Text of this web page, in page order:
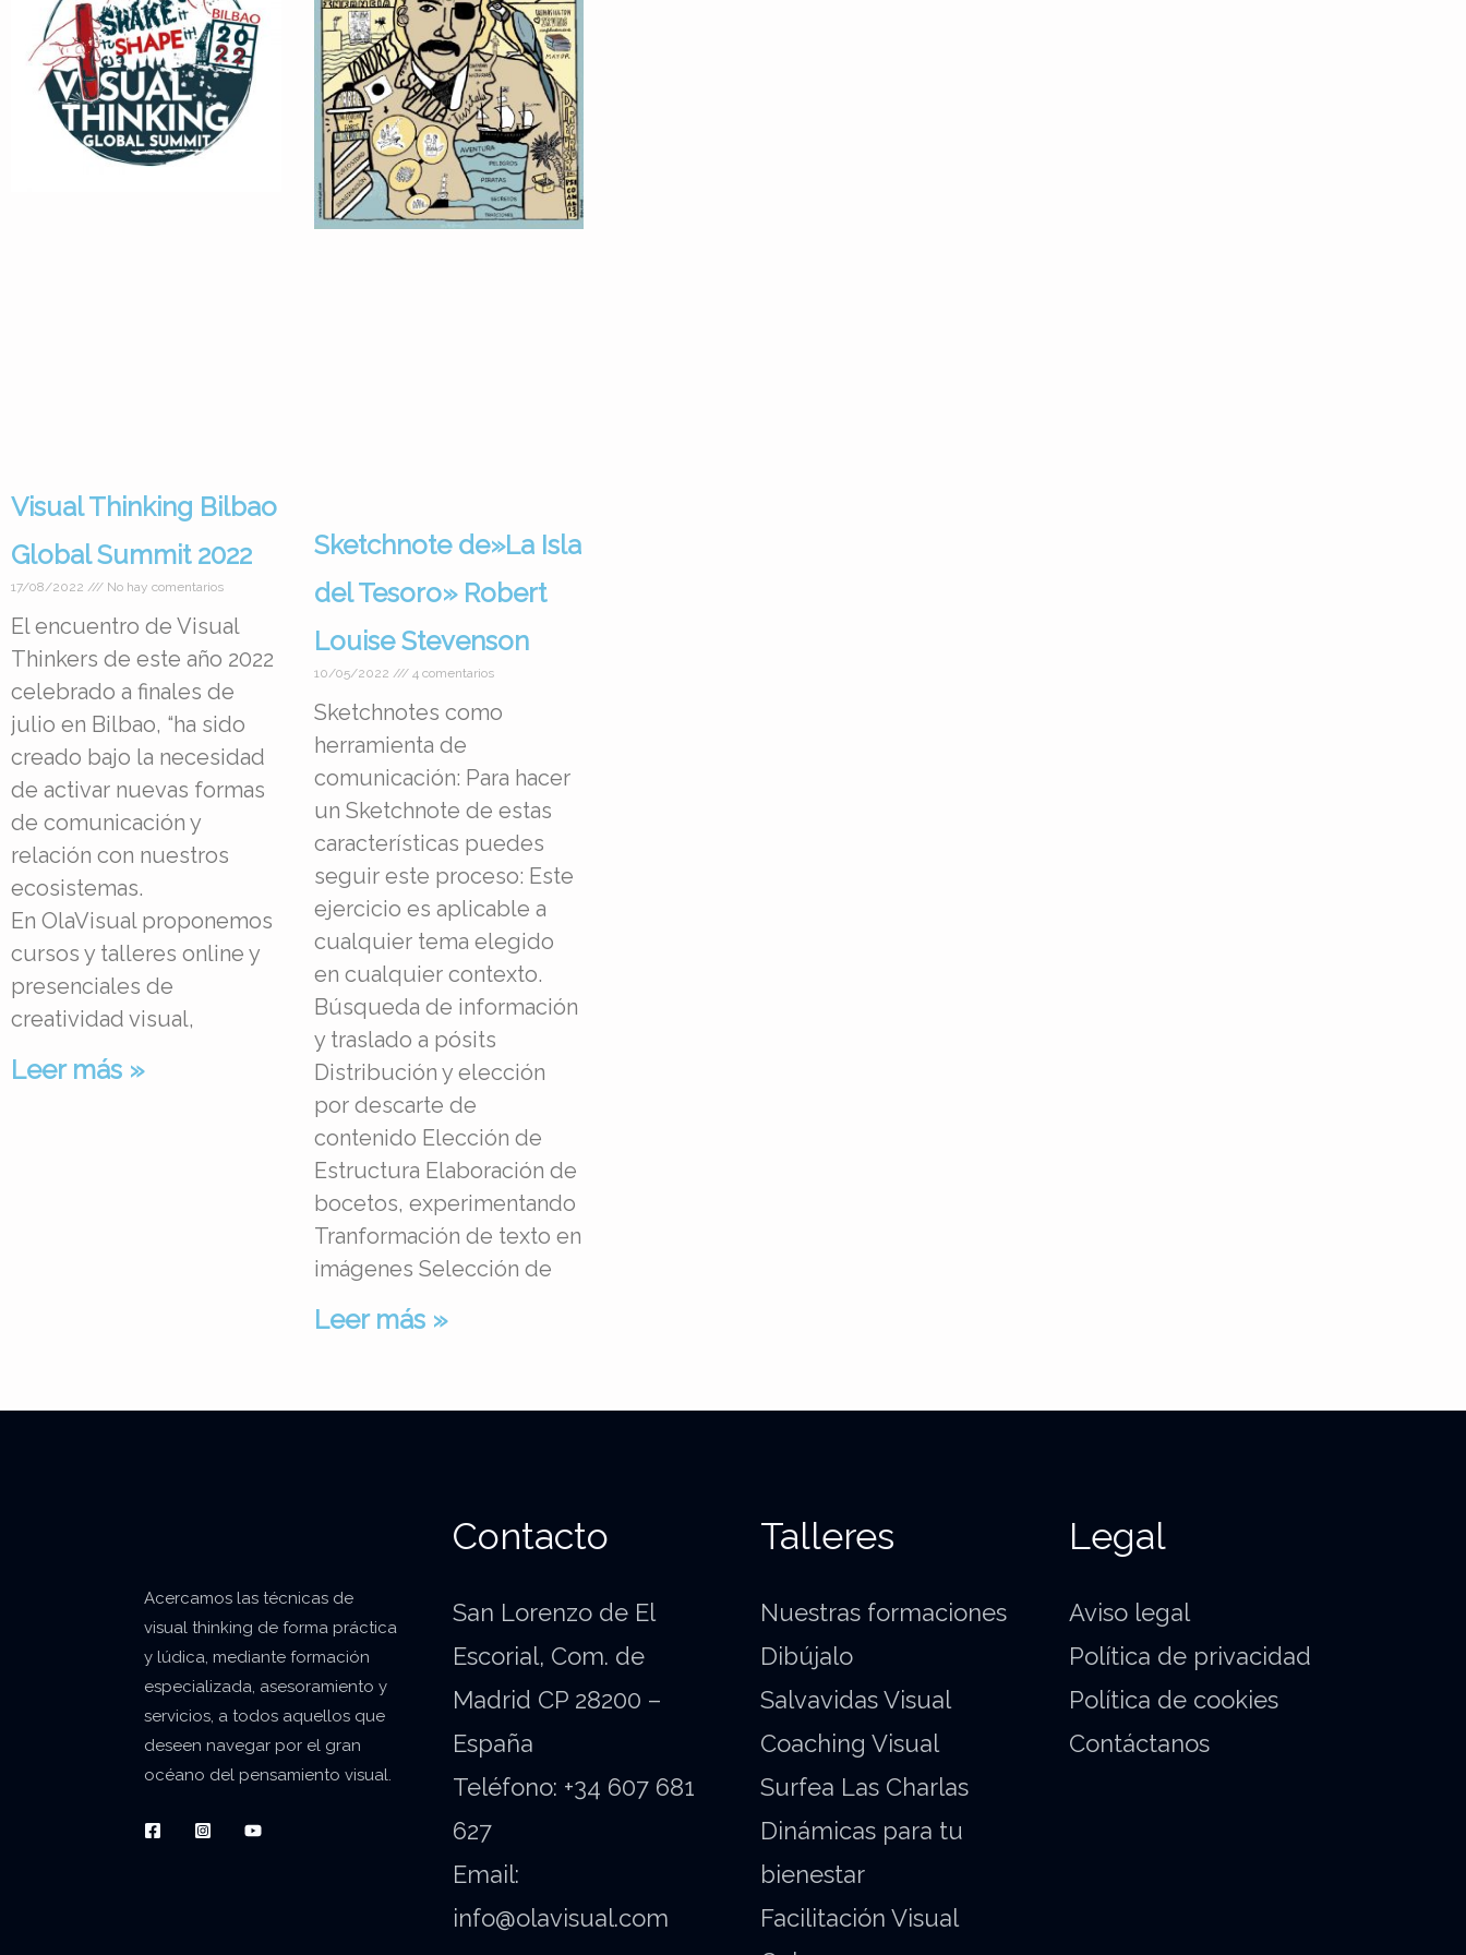
Visual Thinking Bilbao
Global Summit 2022
17/08/2022 No hay comentarios
El encuentro de Visual
Thinkers de este año 2022
celebrado a finales de
julio en Bilbao, “ha sido
creado bajo la necesidad
de activar nuevas formas
de comunicación y
relación con nuestros
ecosistemas.
En OlaVisual proponemos
cursos y talleres online y
presenciales de
creatividad visual,
Leer más »
Sketchnote de»La Isla
del Tesoro» Robert
Louise Stevenson
10/05/2022 4 comentarios
Sketchnotes como
herramienta de
comunicación: Para hacer
un Sketchnote de estas
características puedes
seguir este proceso: Este
ejercicio es aplicable a
cualquier tema elegido
en cualquier contexto.
Búsqueda de información
y traslado a pósits
Distribución y elección
por descarte de
contenido Elección de
Estructura Elaboración de
bocetos, experimentando
Tranformación de texto en
imágenes Selección de
Leer más »
Acercamos las técnicas de
visual thinking de forma práctica
y lúdica, mediante formación
especializada, asesoramiento y
servicios, a todos aquellos que
deseen navegar por el gran
océano del pensamiento visual.
Contacto
San Lorenzo de El
Escorial, Com. de
Madrid CP 28200 –
España
Teléfono: +34 607 681
627
Email:
info@olavisual.com
Talleres
Nuestras formaciones
Dibújalo
Salvavidas Visual
Coaching Visual
Surfea Las Charlas
Dinámicas para tu
bienestar
Facilitación Visual
Legal
Aviso legal
Política de privacidad
Política de cookies
Contáctanos